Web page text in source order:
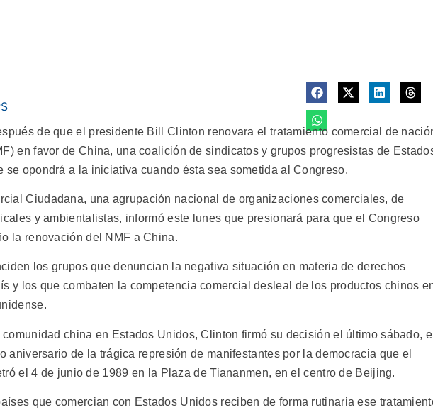
de que el presidente Bill Clinton renovara el tratamiento comercial de
en favor de China, una coalición de sindicatos y grupos progresistas de
se opondrá a la iniciativa cuando ésta sea sometida al Congreso.
Ciudadana, una agrupación nacional de organizaciones comerciales, de
y ambientalistas, informó este lunes que presionará para que el Congreso
la renovación del NMF a China.
los grupos que denuncian la negativa situación en materia de derechos
y los que combaten la competencia comercial desleal de los productos chinos
china en Estados Unidos, Clinton firmó su decisión el último sábado,
aniversario de la trágica represión de manifestantes por la democracia que el
el 4 de junio de 1989 en la Plaza de Tiananmen, en el centro de Beijing.
que comercian con Estados Unidos reciben de forma rutinaria ese